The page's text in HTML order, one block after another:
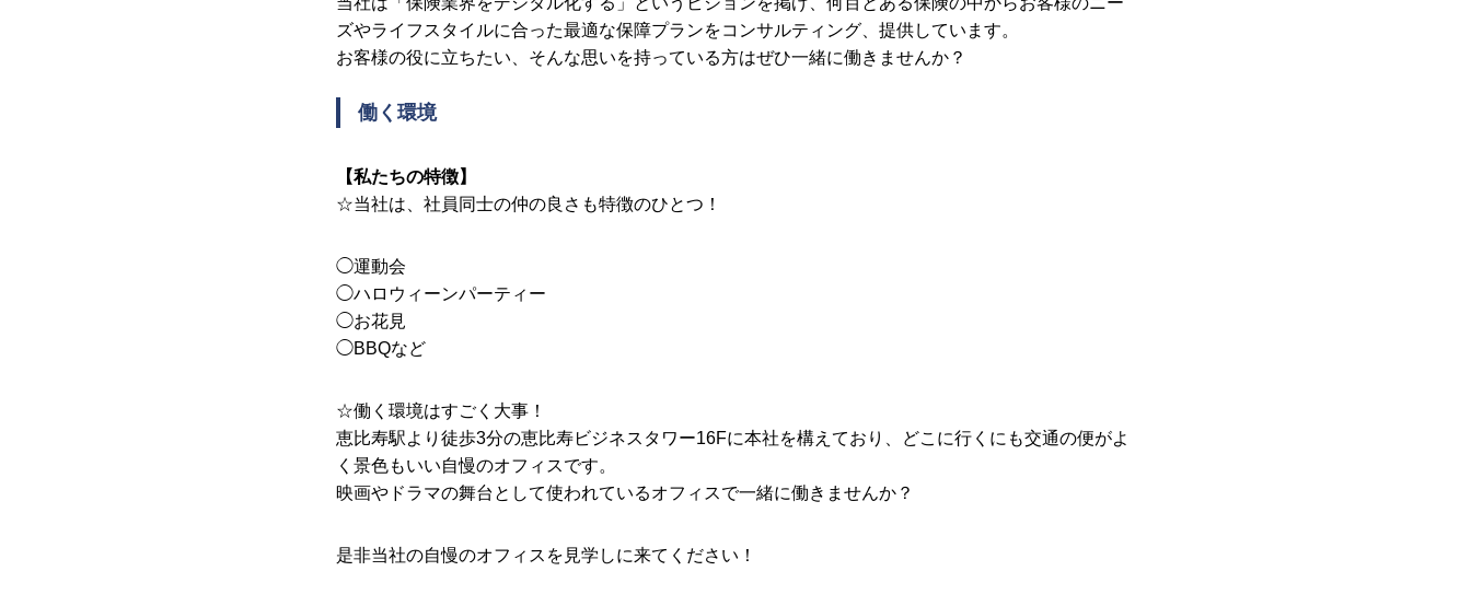
ズやライフスタイルに合った最適な保障プランをコンサルティング、提供しています。
お客様の役に立ちたい、そんな思いを持っている方はぜひ一緒に働きませんか？
働く環境
【私たちの特徴】
☆当社は、社員同士の仲の良さも特徴のひとつ！
◯運動会
◯ハロウィーンパーティー
◯お花見
◯BBQなど
☆働く環境はすごく大事！
恵比寿駅より徒歩3分の恵比寿ビジネスタワー16Fに本社を構えており、どこに行くにも交通の便がよ
く景色もいい自慢のオフィスです。
映画やドラマの舞台として使われているオフィスで一緒に働きませんか？
是非当社の自慢のオフィスを見学しに来てください！